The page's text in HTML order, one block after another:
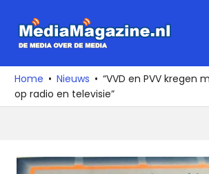
naar
media
over
de
Home Nieuws
“VVD en PVV kregen
op radio en televisie”